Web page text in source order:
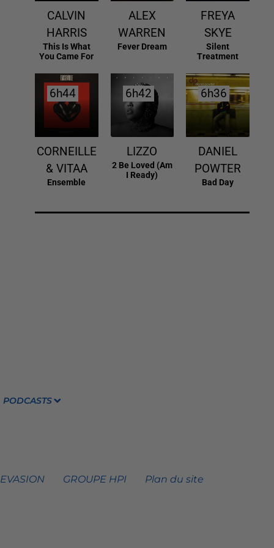
CALVIN
HARRIS
This Is What
You Came For
ALEX
WARREN
Fever Dream
FREYA
SKYE
Silent
Treatment
6h44
6h44
CORNEILLE
& VITAA
Ensemble
6h42
6h42
LIZZO
2 Be Loved (am
I Ready)
6h36
6h36
DANIEL
POWTER
Bad Day
PODCASTS
GROUPE HPI Plan du site